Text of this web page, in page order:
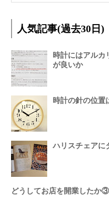
人気記事(過去30日)
時計にはアルカ
が良いか
時計の針の位置
ハリスチェアに
どうしてお店を開業したか③